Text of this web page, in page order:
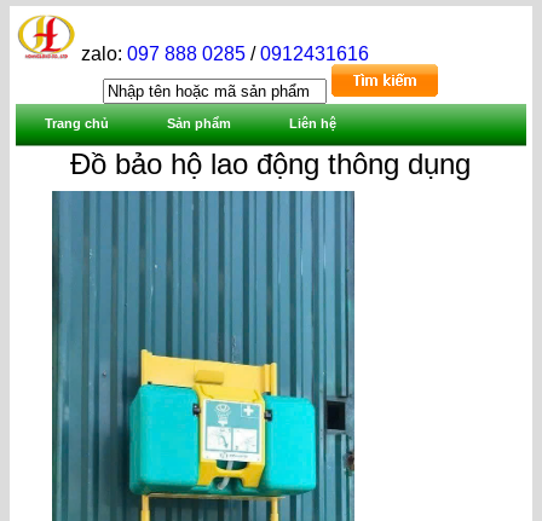
zalo:097 888 0285 /0912431616
Trang chủ Sản phẩm Liên hệ
Đồ bảo hộ lao động thông dụng